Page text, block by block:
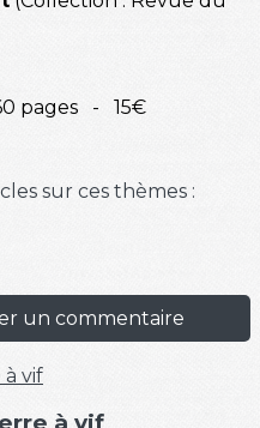
pages - 15€
sur ces thèmes :
un commentaire